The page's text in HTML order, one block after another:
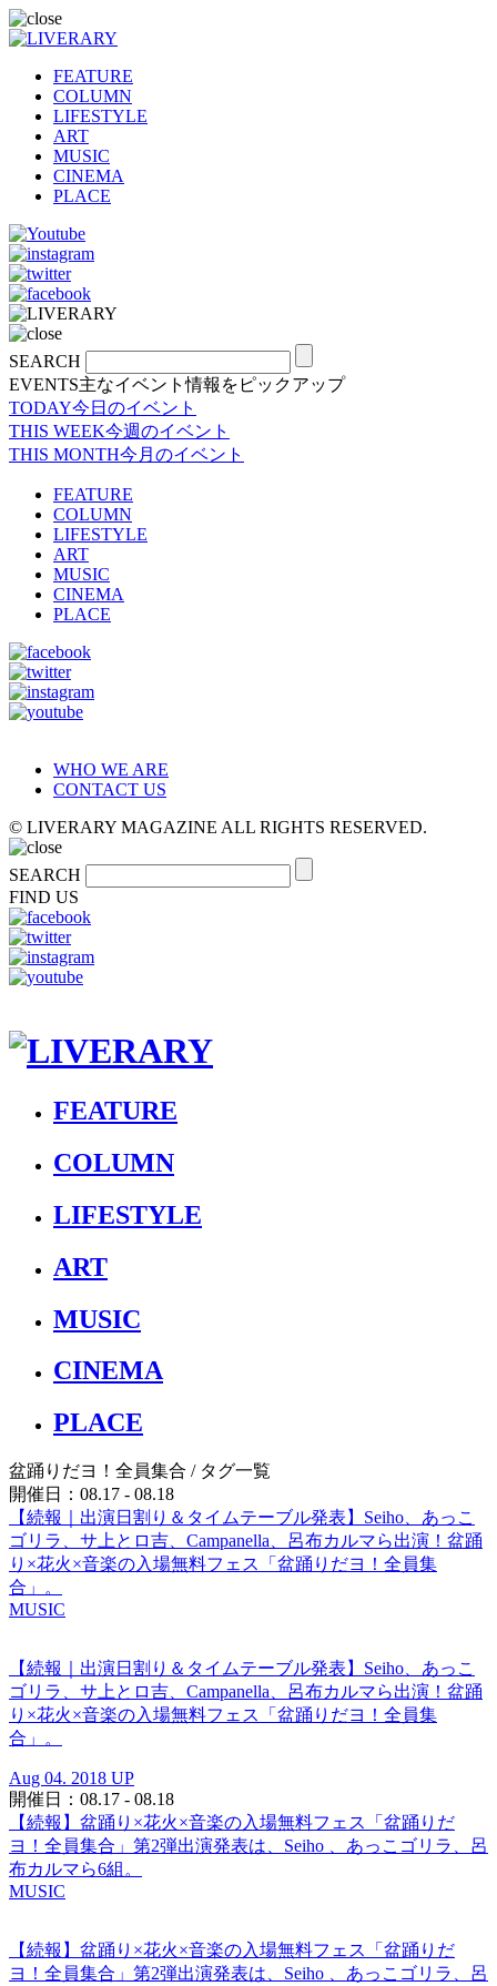
FEATURE
COLUMN
LIFESTYLE
ART
MUSIC
CINEMA
PLACE
SEARCH
EVENTS主なイベント情報をピックアップ
TODAY今日のイベント
THIS WEEK今週のイベント
THIS MONTH今月のイベント
FEATURE
COLUMN
LIFESTYLE
ART
MUSIC
CINEMA
PLACE
WHO WE ARE
CONTACT US
© LIVERARY MAGAZINE ALL RIGHTS RESERVED.
SEARCH
FIND US
FEATURE
COLUMN
LIFESTYLE
ART
MUSIC
CINEMA
PLACE
盆踊りだヨ！全員集合 / タグ一覧
開催日：08.17 - 08.18
【続報｜出演日割り＆タイムテーブル発表】Seiho、あっこ
ゴリラ、サ上とロ吉、Campanella、呂布カルマら出演！盆踊
り×花火×音楽の入場無料フェス「盆踊りだヨ！全員集
合」。
MUSIC
【続報｜出演日割り＆タイムテーブル発表】Seiho、あっこ
ゴリラ、サ上とロ吉、Campanella、呂布カルマら出演！盆踊
り×花火×音楽の入場無料フェス「盆踊りだヨ！全員集
合」。
Aug 04. 2018 UP
開催日：08.17 - 08.18
【続報】盆踊り×花火×音楽の入場無料フェス「盆踊りだ
ヨ！全員集合」第2弾出演発表は、Seiho 、あっこゴリラ、呂
布カルマら6組。
MUSIC
【続報】盆踊り×花火×音楽の入場無料フェス「盆踊りだ
ヨ！全員集合」第2弾出演発表は、Seiho 、あっこゴリラ、呂